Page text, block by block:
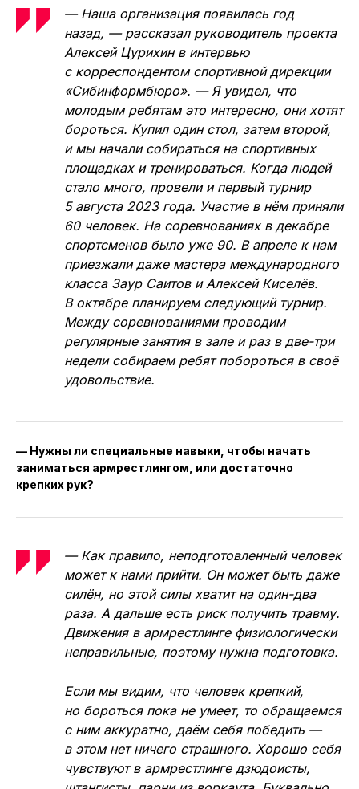
— Наша организация появилась год
назад, — рассказал руководитель проекта
Алексей Цурихин в интервью
с корреспондентом спортивной дирекции
«Сибинформбюро». — Я увидел, что
молодым ребятам это интересно, они хотят
бороться. Купил один стол, затем второй,
и мы начали собираться на спортивных
площадках и тренироваться. Когда людей
стало много, провели и первый турнир
5 августа 2023 года. Участие в нём приняли
60 человек. На соревнованиях в декабре
спортсменов было уже 90. В апреле к нам
приезжали даже мастера международного
класса Заур Саитов и Алексей Киселёв.
В октябре планируем следующий турнир.
Между соревнованиями проводим
регулярные занятия в зале и раз в две-три
недели собираем ребят побороться в своё
удовольствие.
— Нужны ли специальные навыки, чтобы начать
заниматься армрестлингом, или достаточно
крепких рук?
— Как правило, неподготовленный человек
может к нами прийти. Он может быть даже
силён, но этой силы хватит на один-два
раза. А дальше есть риск получить травму.
Движения в армрестлинге физиологически
неправильные, поэтому нужна подготовка.
Если мы видим, что человек крепкий,
но бороться пока не умеет, то обращаемся
с ним аккуратно, даём себя победить —
в этом нет ничего страшного. Хорошо себя
чувствуют в армрестлинге дзюдоисты,